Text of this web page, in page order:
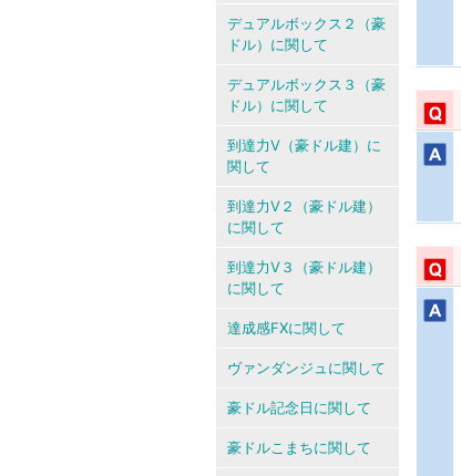
デュアルボックス２（豪
ドル）に関して
デュアルボックス３（豪
ドル）に関して
到達力V（豪ドル建）に
関して
到達力V２（豪ドル建）
に関して
到達力V３（豪ドル建）
に関して
達成感FXに関して
ヴァンダンジュに関して
豪ドル記念日に関して
豪ドルこまちに関して